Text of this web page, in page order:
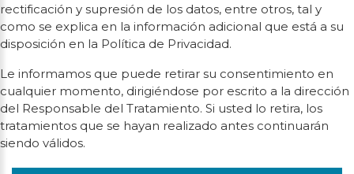
rectificación y supresión de los datos, entre otros, tal y
como se explica en la información adicional que está a su
disposición en la Política de Privacidad.
Le informamos que puede retirar su consentimiento en
cualquier momento, dirigiéndose por escrito a la dirección
del Responsable del Tratamiento. Si usted lo retira, los
tratamientos que se hayan realizado antes continuarán
siendo válidos.